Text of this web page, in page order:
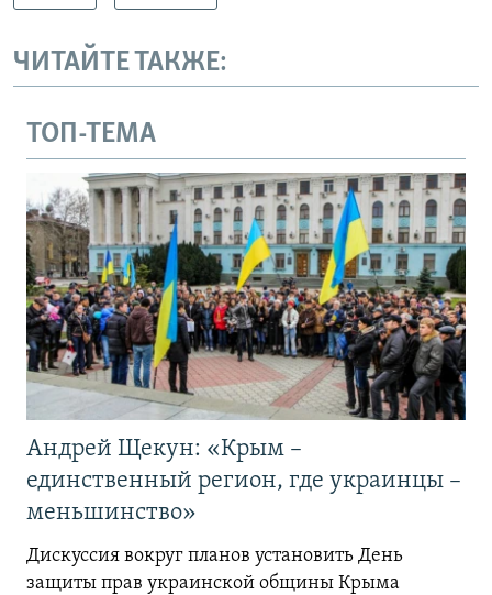
ЧИТАЙТЕ ТАКЖЕ:
ТОП-ТЕМА
Андрей Щекун: «Крым –
единственный регион, где украинцы –
меньшинство»
Дискуссия вокруг планов установить День
защиты прав украинской общины Крыма